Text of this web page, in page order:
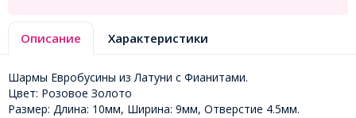
Описание Характеристики
Шармы Евробусины из Латуни с Фианитами.
Цвет: Розовое Золото
Размер: Длина: 10мм, Ширина: 9мм, Отверстие 4.5мм.